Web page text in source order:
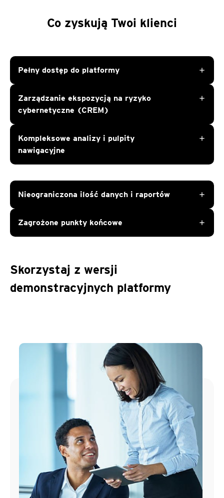
Co zyskują Twoi klienci
Pełny dostęp do platformy add
Zarządzanie ekspozycją na ryzyko
cybernetyczne (CREM)
add
Kompleksowe analizy i pulpity
nawigacyjne
add
Nieograniczona ilość danych i raportów add
Zagrożone punkty końcowe add
Skorzystaj z wersji
demonstracyjnych platformy